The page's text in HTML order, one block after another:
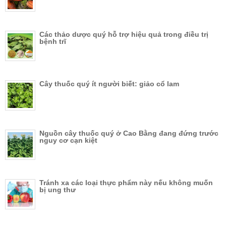
Các thảo dược quý hỗ trợ hiệu quả trong điều trị
bệnh trĩ
Cây thuốc quý ít người biết: giảo cổ lam
Nguồn cây thuốc quý ở Cao Bằng đang đứng trước
nguy cơ cạn kiệt
Tránh xa các loại thực phẩm này nếu không muốn
bị ung thư